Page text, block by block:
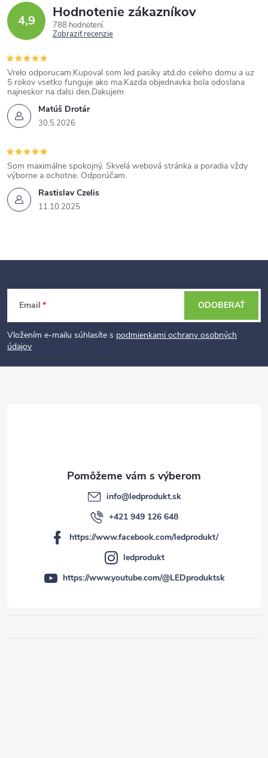
4,9 Hodnotenie zákazníkov
788 hodnotení
Zobraziť recenzie
Matúš Drotár
30.5.2026
Vrelo odporucam.Kupoval som led pasiky atd.do celeho domu a uz
5 rokov vsetko funguje ako ma.Kazda objednavka bola odoslana
najneskor na dalsi den.Dakujem
Rastislav Czelis
11.10.2025
Som maximálne spokojný. Skvelá webová stránka a poradia vždy
výborne a ochotne. Odporúčam.
t
Email
Vložením e-mailu súhlasíte s podmienkami ochrany osobných
údajov
ODOBERAŤ
info@ledprodukt.sk
+421 949 126 648
https://www.facebook.com/ledprodukt/
ledprodukt
https://www.youtube.com/@LEDproduktsk